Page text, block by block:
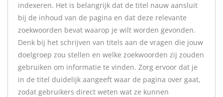
indexeren. Het is belangrijk dat de titel nauw aansluit
bij de inhoud van de pagina en dat deze relevante
zoekwoorden bevat waarop je wilt worden gevonden.
Denk bij het schrijven van titels aan de vragen die jouw
doelgroep zou stellen en welke zoekwoorden zij zouden
gebruiken om informatie te vinden. Zorg ervoor dat je
in de titel duidelijk aangeeft waar de pagina over gaat,
zodat gebruikers direct weten wat ze kunnen